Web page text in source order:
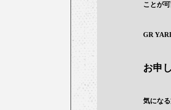
ことが
GR
お申
気にな